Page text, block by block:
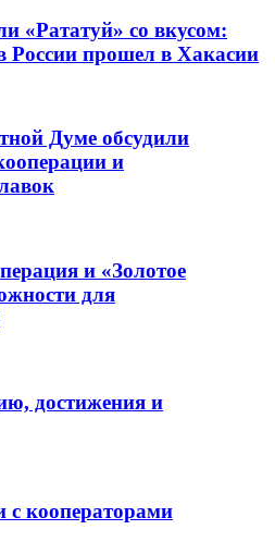
«Рататуй» со вкусом:
России прошел в Хакасии
Думе обсудили
и
и «Золотое
для
достижения и
с кооператорами